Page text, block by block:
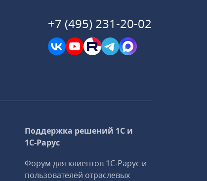
+7 (495) 231-20-02
Поддержка решений 1С и
1С‑Рарус
Форум для клиентов 1С‑Рарус и
пользователей отраслевых